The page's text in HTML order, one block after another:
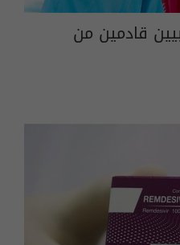
قادمين من